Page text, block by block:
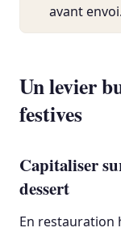
avant envoi.
Un levier
festives
Capitaliser
dessert
En restauration